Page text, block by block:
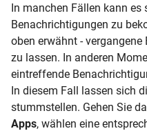
In manchen Fällen kann es
Benachrichtigungen zu
oben erwähnt -
zu lassen. In anderen
eintreffende
In diesem Fall lassen sich
stummstellen. Gehen Sie
Apps, wählen eine